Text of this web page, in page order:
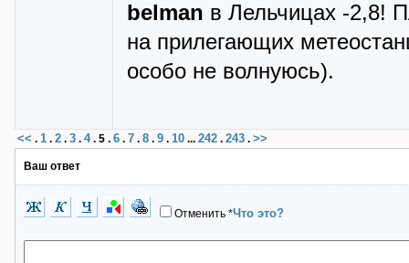
belman в Лельчицах -2,8!
на прилегающих
особо не волнуюсь).
<< . 1 . 2 . 3 . 4. 5 . 6 . 7 . 8 . 9 . 10 ... 242 . 243 . >>
Ваш ответ
Отменить *Что это?